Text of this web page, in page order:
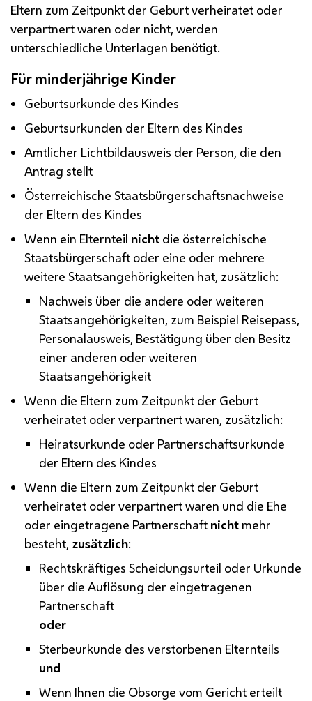
Eltern zum Zeitpunkt der Geburt verheiratet oder
verpartnert waren oder nicht, werden
unterschiedliche Unterlagen benötigt.
Für minderjährige Kinder
Geburtsurkunde des Kindes
Geburtsurkunden der Eltern des Kindes
Amtlicher Lichtbildausweis der Person, die den
Antrag stellt
Österreichische Staatsbürgerschaftsnachweise
der Eltern des Kindes
Wenn ein Elternteil nicht die österreichische
Staatsbürgerschaft oder eine oder mehrere
weitere Staatsangehörigkeiten hat, zusätzlich:
Nachweis über die andere oder weiteren
Staatsangehörigkeiten, zum Beispiel Reisepass,
Personalausweis, Bestätigung über den Besitz
einer anderen oder weiteren
Staatsangehörigkeit
Wenn die Eltern zum Zeitpunkt der Geburt
verheiratet oder verpartnert waren, zusätzlich:
Heiratsurkunde oder Partnerschaftsurkunde
der Eltern des Kindes
Wenn die Eltern zum Zeitpunkt der Geburt
verheiratet oder verpartnert waren und die Ehe
oder eingetragene Partnerschaft nicht mehr
besteht, zusätzlich:
Rechtskräftiges Scheidungsurteil oder Urkunde
über die Auflösung der eingetragenen
Partnerschaft
oder
Sterbeurkunde des verstorbenen Elternteils
und
Wenn Ihnen die Obsorge vom Gericht erteilt